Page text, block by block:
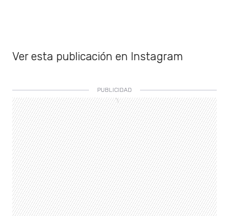
Ver esta publicación en Instagram